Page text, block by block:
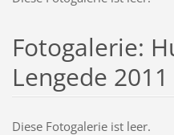
Fotogalerie:
Lengede 2011
Diese Fotogalerie ist leer.